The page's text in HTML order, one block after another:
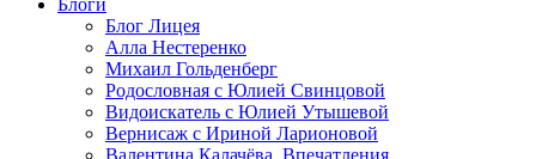
Блоги
Блог Лицея
Алла Нестеренко
Михаил Гольденберг
Родословная с Юлией Свинцовой
Видоискатель с Юлией Утышевой
Вернисаж с Ириной Ларионовой